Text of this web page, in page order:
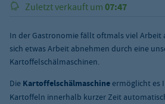
Zuletzt verkauft um 07:47
In der Gastronomie fällt oftmals viel Arbeit
sich etwas Arbeit abnehmen durch eine
Kartoffelschälmaschinen.
Die Kartoffelschälmaschineermöglicht es
Kartoffeln innerhalb kurzer Zeit